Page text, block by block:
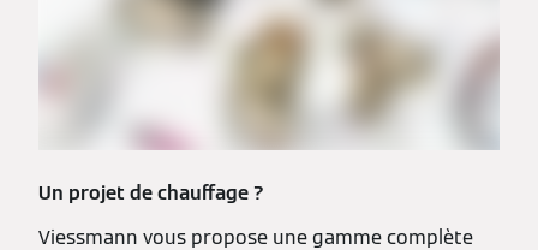
Un projet de chauffage ?
Viessmann vous propose une gamme complète